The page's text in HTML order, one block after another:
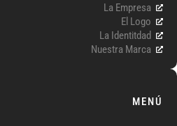
La Empresa
El Logo
La Identitdad
Nuestra Marca
MENÚ